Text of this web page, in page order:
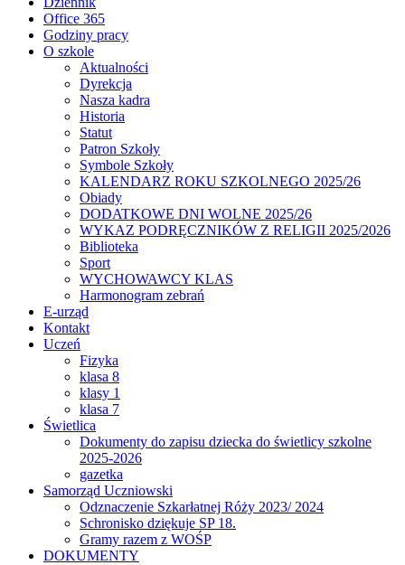
Office 365
Godziny pracy
O szkole
Aktualności
Dyrekcja
Nasza kadra
Historia
Statut
Patron Szkoły
Symbole Szkoły
KALENDARZ ROKU SZKOLNEGO 2025/26
Obiady
DODATKOWE DNI WOLNE 2025/26
WYKAZ PODRĘCZNIKÓW Z RELIGII 2025/2026
Biblioteka
Sport
WYCHOWAWCY KLAS
Harmonogram zebrań
E-urząd
Kontakt
Uczeń
Fizyka
klasa 8
klasy 1
klasa 7
Świetlica
Dokumenty do zapisu dziecka do świetlicy szkolne
2025-2026
gazetka
Samorząd Uczniowski
Odznaczenie Szkarłatnej Róży 2023/ 2024
Schronisko dziękuje SP 18.
Gramy razem z WOŚP
DOKUMENTY